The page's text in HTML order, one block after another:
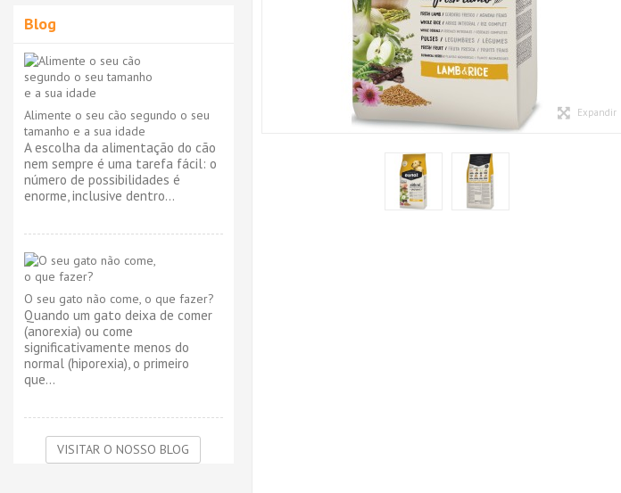
Expandir
Blog
Alimente o seu cão segundo o seu
tamanho e a sua idade
A escolha da alimentação do cão
nem sempre é uma tarefa fácil: o
número de possibilidades é
enorme, inclusive dentro...
O seu gato não come, o que fazer?
Quando um gato deixa de comer
(anorexia) ou come
significativamente menos do
normal (hiporexia), o primeiro
que...
VISITAR O NOSSO BLOG